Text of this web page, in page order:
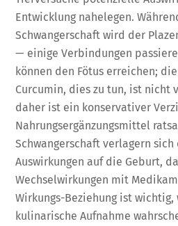
Entwicklung nahelegen.
Schwangerschaft wird der
— einige Verbindungen
können den Fötus erreichen;
Curcumin, dies zu tun, ist nicht
daher ist ein konservativer
Nahrungsergänzungsmittel
Schwangerschaft verlagern
Auswirkungen auf die Geburt,
Wechselwirkungen mit
Wirkungs-Beziehung ist
kulinarische Aufnahme